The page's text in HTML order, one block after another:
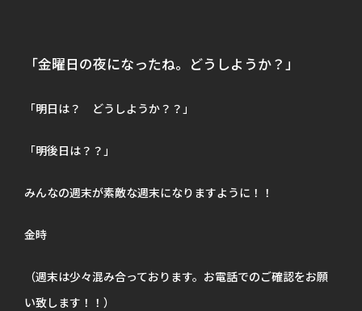
「金曜日の夜になったね。どうしようか？」
「明日は？ どうしようか？？」
「明後日は？？」
みんなの週末が素敵な週末になりますように！！
金時
（週末は少々混み合っております。お電話でのご確認をお願
い致します！！）